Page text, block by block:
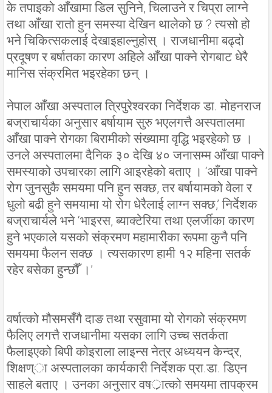
के तपाइको आँखामा डिल सुनिने, चिलाउने र चिप्रा लाग्ने
तथा आँखा रातो हुन समस्या देखिन थालेको छ ? त्यसो हो
भने चिकित्सकलाई देखाइहाल्नुहोस् । राजधानीमा बढ्दो
प्रदूषण र बर्षातका कारण अहिले आँखा पाक्ने रोगबाट धेरै
मानिस संक्रमित भइरहेका छन् ।
नेपाल आँखा अस्पताल त्रिपुरेश्वरका निर्देशक डा. मोहनराज
बज्राचार्यका अनुसार बर्षायाम सुरु भएलगत्तै अस्पतालमा
आँखा पाक्ने रोगका बिरामीको संख्यामा वृद्धि भइरहेको छ ।
उनले अस्पतालमा दैनिक ३० देखि ४० जनासम्म आँखा पाक्ने
समस्याको उपचारका लागि आइरहेको बताए । ‘आँखा पाक्ने
रोग जुनसुकै समयमा पनि हुन सक्छ, तर बर्षायामको वेला र
धुलो बढी हुने समयामा यो रोग धेरैलाई लाग्न सक्छ,’ निर्देशक
बज्राचार्यले भने ‘भाइरस, ब्याक्टेरिया तथा एलर्जीका कारण
हुने भएकाले यसको संक्रमण महामारीका रूपमा कुनै पनि
समयमा फैलन सक्छ । त्यसकारण हामी १२ महिना सतर्क
रहेर बसेका हुन्छौँ ।’
वर्षात्को मौसमसँगै दाङ तथा रसुवामा यो रोगको संक्रमण
फैलिए लगत्तै राजधानीमा यसका लागि उच्च सतर्कता
फैलाइएको बिपी कोइराला लाइन्स नेत्र अध्ययन केन्द्र,
शिक्षण्ा अस्पतालका कार्यकारी निर्देशक प्रा.डा. डिएन
साहले बताए । उनका अनुसार वषर्ात्को समयमा तापक्रम